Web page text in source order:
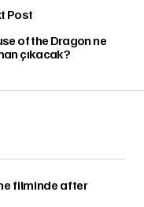
Post
of the Dragon ne
çıkacak?
filminde after